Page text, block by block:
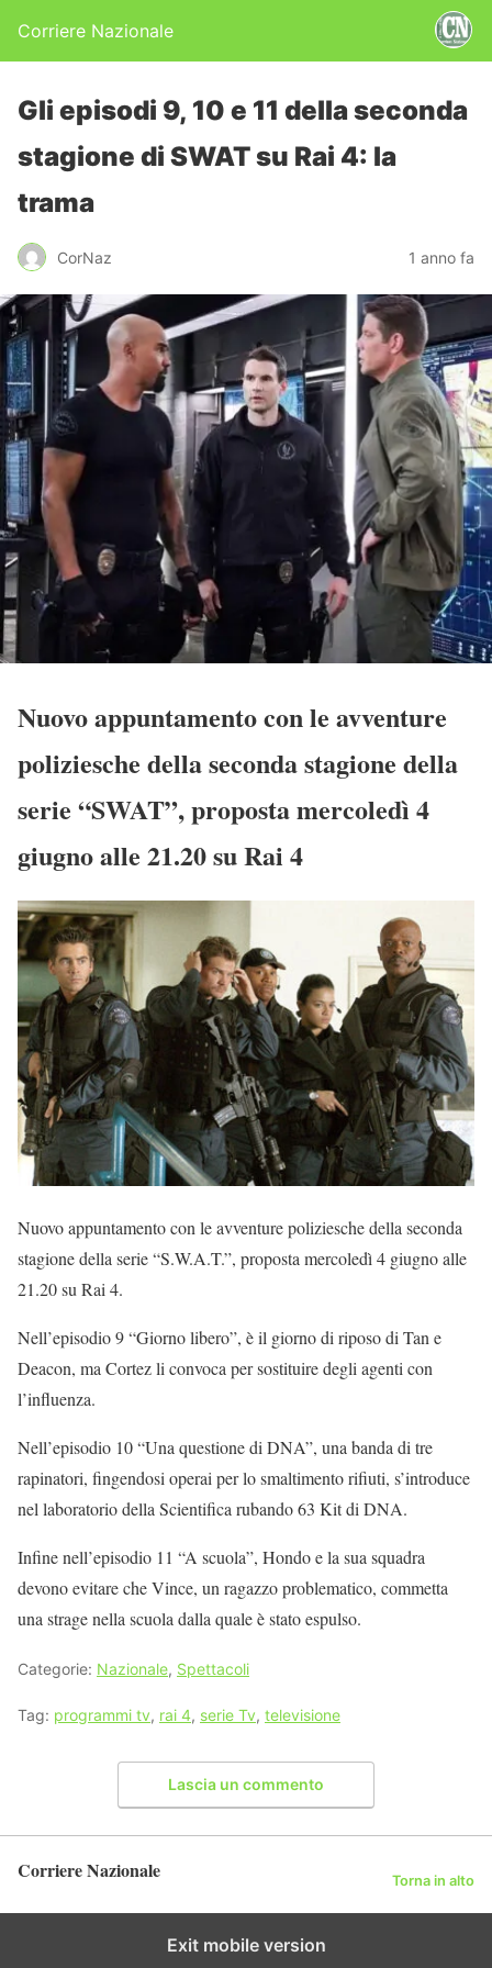
Corriere Nazionale
Gli episodi 9, 10 e 11 della seconda
stagione di SWAT su Rai 4: la
trama
CorNaz 1 anno fa
Nuovo appuntamento con le avventure
poliziesche della seconda stagione della
serie “SWAT”, proposta mercoledì 4
giugno alle 21.20 su Rai 4
Nuovo appuntamento con le avventure poliziesche della seconda
stagione della serie “S.W.A.T.”, proposta mercoledì 4 giugno alle
21.20 su Rai 4.
Nell’episodio 9 “Giorno libero”, è il giorno di riposo di Tan e
Deacon, ma Cortez li convoca per sostituire degli agenti con
l’influenza.
Nell’episodio 10 “Una questione di DNA”, una banda di tre
rapinatori, fingendosi operai per lo smaltimento rifiuti, s’introduce
nel laboratorio della Scientifica rubando 63 Kit di DNA.
Infine nell’episodio 11 “A scuola”, Hondo e la sua squadra
devono evitare che Vince, un ragazzo problematico, commetta
una strage nella scuola dalla quale è stato espulso.
Categorie: Nazionale, Spettacoli
Tag: programmi tv, rai 4, serie Tv, televisione
Lascia un commento
Corriere Nazionale Torna in alto
Exit mobile version